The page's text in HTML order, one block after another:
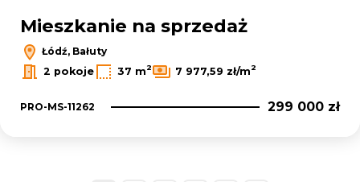
Mieszkanie na sprzedaż
Łódź, Bałuty
2 pokoje
37 m2 7 977,59 zł/m2
PRO-MS-11262 299 000 zł